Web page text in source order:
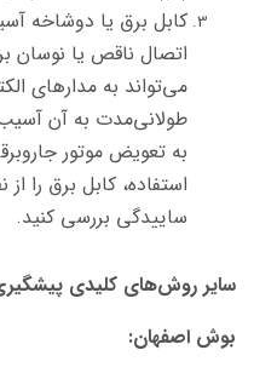
کابل برق یا دوشاخه
اتصال ناقص یا نوسان
می‌تواند به مدارهای
طولانی‌مدت به آن
به تعویض موتور
استفاده، کابل برق را
ساییدگی بررسی کنید.
سایر روش‌های کلیدی
بوش اصفهان: